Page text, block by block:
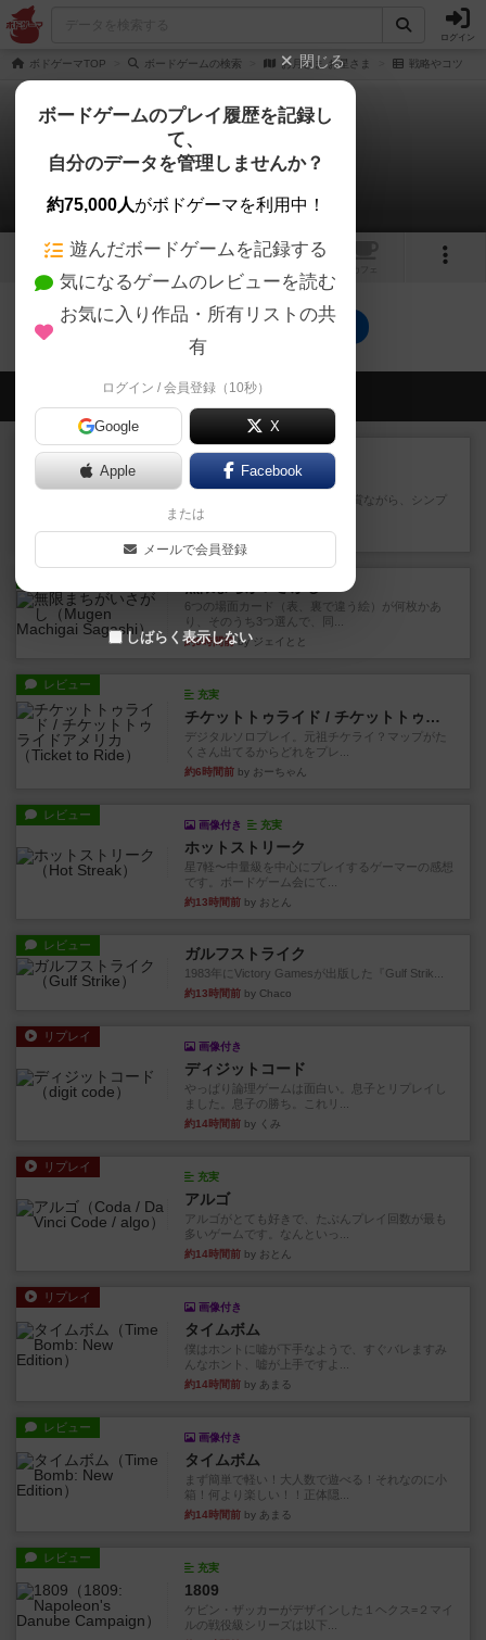
ログイン
ボドゲーマTOP ボードゲームの検索 お月さま お星さま 戦略やコツ
お月さま お星さま
0件の戦略やコツ
1 1
お月さま お星さまのトップに戻る
会員の新しい投稿
レビュー
花火
ずっと前のドイツ年間ゲーム大賞ながら、シンプ
ルで簡単な小ゲームで今でも...
約2時間前by tamio
6つの場面カード（表、裏で違う絵）が何枚かあ
り、そのうち3つ選んで、同...
約5時間前by ジェイとと
レビュー
充実
チケットトゥライド / チケットトゥライドアメリカ
デジタルソロプレイ。元祖チケライ？マップがた
くさん出てるからどれをプレ...
約6時間前 by おーちゃん
レビュー
画像付き 充実
ホットストリーク
星7軽〜中量級を中心にプレイするゲーマーの感想
です。ボードゲーム会にて...
約13時間前 by おとん
レビュー ガルフストライク
1983年にVictory Gamesが出版した『Gulf Strik...
約13時間前 by Chaco
リプレイ
画像付き
ディジットコード
やっぱり論理ゲームは面白い。息子とリプレイし
ました。息子の勝ち。これリ...
約14時間前 by くみ
リプレイ
充実
アルゴ
アルゴがとても好きで、たぶんプレイ回数が最も
多いゲームです。なんといっ...
約14時間前 by おとん
リプレイ
画像付き
タイムボム
僕はホントに嘘が下手なようで、すぐバレますみ
んなホント、嘘が上手ですよ...
約14時間前 by あまる
レビュー
画像付き
タイムボム
まず簡単で軽い！大人数で遊べる！それなのに小
箱！何より楽しい！！正体隠...
約14時間前 by あまる
レビュー
充実
1809
ケビン・ザッカーがデザインした１ヘクス=２マイ
ルの戦役級シリーズは以下...
閉じる
ボードゲームのプレイ履歴を記録し
て、
自分のデータを管理しませんか？
約75,000人がボドゲーマを利用中！
遊んだボードゲームを記録する
気になるゲームのレビューを読む
お気に入り作品・所有リストの共
有
ログイン / 会員登録（10秒）
Google X
Apple Facebook
または
メールで会員登録
しばらく表示しない